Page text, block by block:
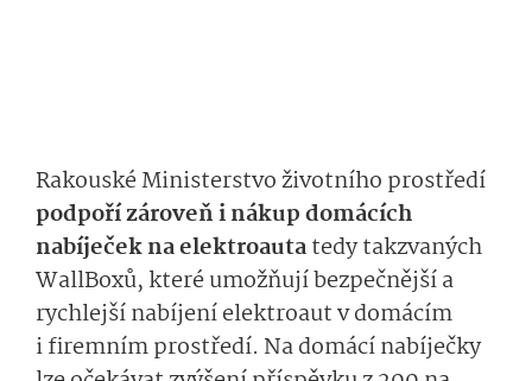
Rakouské Ministerstvo životního prostředí
podpoří zároveň i nákup domácích
nabíječek na elektroautatedy takzvaných
WallBoxů, které umožňují bezpečnější a
rychlejší nabíjení elektroaut v domácím
i firemním prostředí. Na domácí nabíječky